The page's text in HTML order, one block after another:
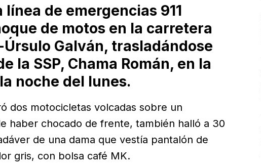
línea de emergencias 911
de motos en la carretera
Galván, trasladándose
la SSP, Chama Román, en la
noche del lunes.
dos motocicletas volcadas sobre un
haber chocado de frente, también halló a 30
de una dama que vestía pantalón de
gris, con bolsa café MK.